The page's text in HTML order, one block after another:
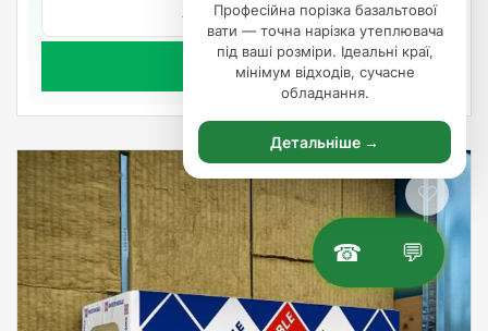
☎ 💬
Професійна порізка базальтової
вати — точна нарізка утеплювача
під ваші розміри. Ідеальні краї,
мінімум відходів, сучасне
обладнання.
Детальніше →
Артикул: 33032089
Предзаказ